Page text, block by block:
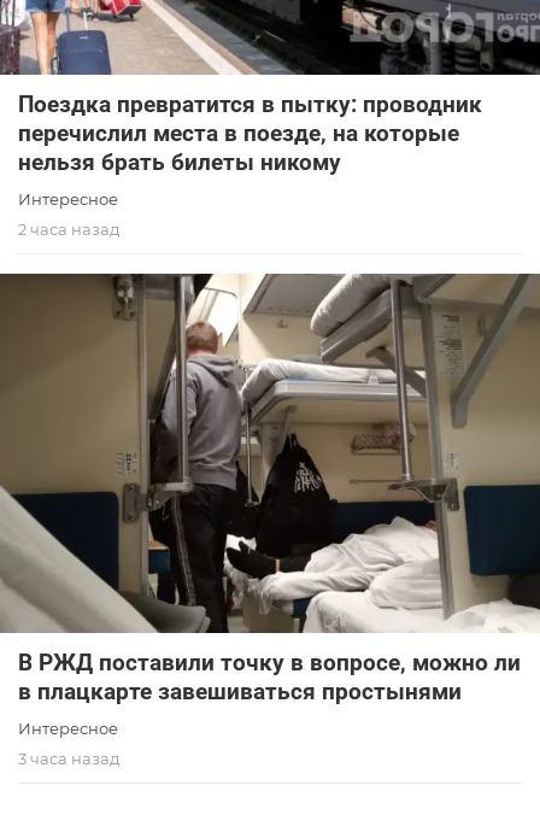
Поездка превратится в пытку: проводник
перечислил места в поезде, на которые
нельзя брать билеты никому
Интересное
2 часа назад
В РЖД поставили точку в вопросе, можно ли
в плацкарте завешиваться простынями
Интересное
3 часа назад